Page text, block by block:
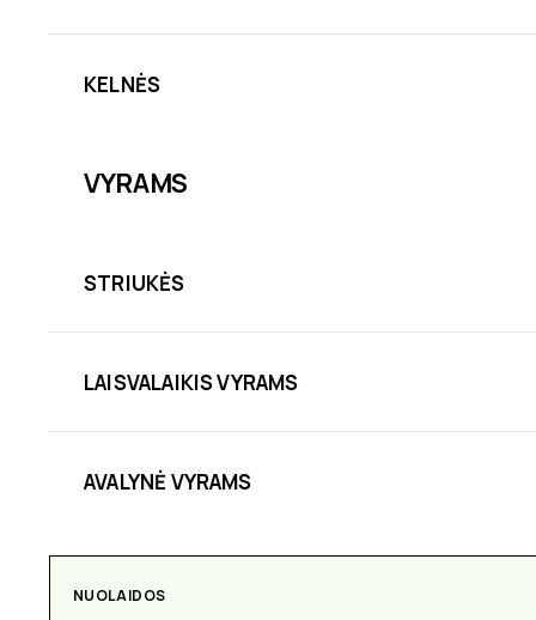
KELNĖS
VYRAMS
STRIUKĖS
LAISVALAIKIS VYRAMS
AVALYNĖ VYRAMS
NUOLAIDOS